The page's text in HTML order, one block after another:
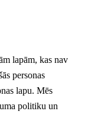
lapām, kas nav
personas
lapu. Mēs
politiku un